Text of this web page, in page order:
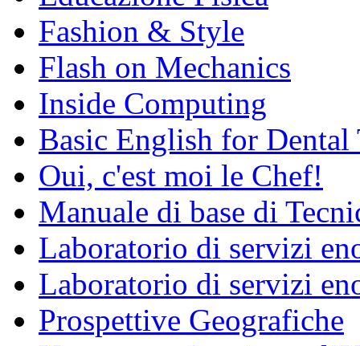
Fashion & Style
Flash on Mechanics
Inside Computing
Basic English for Dental
Oui, c'est moi le Chef!
Manuale di base di
Laboratorio di servizi
Laboratorio di servizi
Prospettive Geografiche